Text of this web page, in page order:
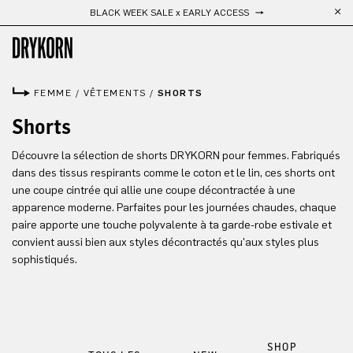
Passer au contenu principalBLACK WEEK SALE x EARLY ACCESS
FEMME / VÊTEMENTS / SHORTS
Shorts
Découvre la sélection de shorts DRYKORN pour femmes. Fabriqués
dans des tissus respirants comme le coton et le lin, ces shorts ont
une coupe cintrée qui allie une coupe décontractée à une
apparence moderne. Parfaites pour les journées chaudes, chaque
paire apporte une touche polyvalente à ta garde-robe estivale et
convient aussi bien aux styles décontractés qu'aux styles plus
sophistiqués.
SHOP